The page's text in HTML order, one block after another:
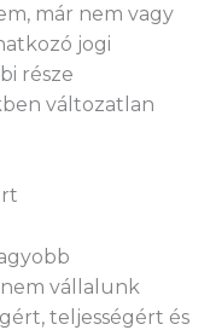
már nem vagy
jogi
része
változatlan
vállalunk
teljességért és